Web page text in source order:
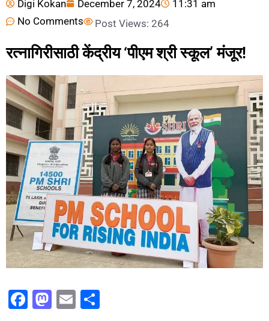
Digi Kokan December 7, 2024
11:31 am
No Comments
Post Views: 264
रत्नागिरीसाठी केंद्रीय ‘पीएम श्री स्कूल’ मंजूर!
F
M E